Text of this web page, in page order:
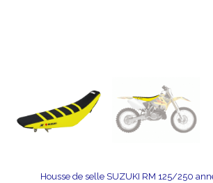
Housse de selle SUZUKI RM 125/250